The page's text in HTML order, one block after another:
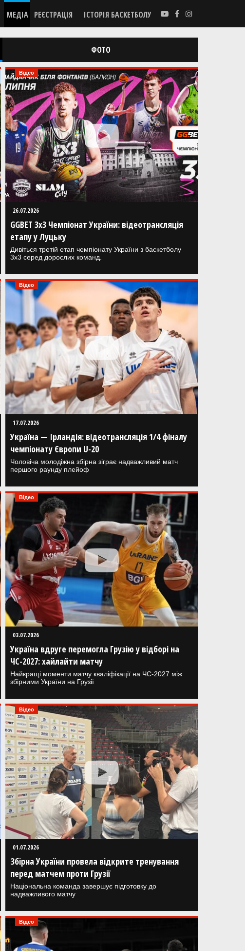
МЕДІА РЕЄСТРАЦІЯ ІСТОРІЯ БАСКЕТБОЛУ
ФОТО
Відео
26.07.2026
GGBET 3х3 Чемпіонат України: відеотрансляція
етапу у Луцьку
Дивіться третій етап чемпіонату України з баскетболу
3х3 серед дорослих команд.
Відео
17.07.2026
Україна — Ірландія: відеотрансляція 1/4 фіналу
чемпіонату Європи U-20
Чоловіча молодіжна збірна зіграє надважливий матч
першого раунду плейоф
Відео
03.07.2026
Україна вдруге перемогла Грузію у відборі на
ЧС-2027: хайлайти матчу
Найкращі моменти матчу кваліфікації на ЧС-2027 між
збірними України на Грузії
Відео
01.07.2026
Збірна України провела відкрите тренування
перед матчем проти Грузії
Національна команда завершує підготовку до
надважливого матчу
Відео